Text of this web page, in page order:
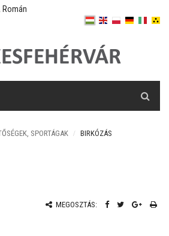
Román
SPORTÁGAK BIRKÓZÁS
MEGOSZTÁS: